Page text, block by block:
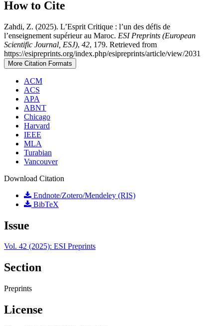
How to Cite
Zahdi, Z. (2025). L’Esprit Critique : l’un des défis de
l’enseignement supérieur au Maroc. ESI Preprints (European
Scientific Journal, ESJ), 42, 179. Retrieved from
https://esipreprints.org/index.php/esipreprints/article/view/2031
More Citation Formats
ACM
ACS
APA
ABNT
Chicago
Harvard
IEEE
MLA
Turabian
Vancouver
Download Citation
Endnote/Zotero/Mendeley (RIS)
BibTeX
Issue
Vol. 42 (2025): ESI Preprints
Section
Preprints
License